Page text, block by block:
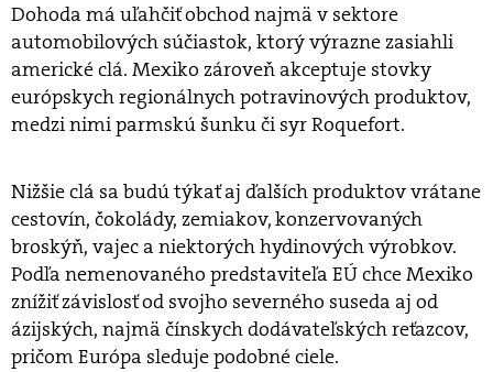
Dohoda má uľahčiť obchod najmä v sektore
automobilových súčiastok, ktorý výrazne zasiahli
americké clá. Mexiko zároveň akceptuje stovky
európskych regionálnych potravinových produktov,
medzi nimi parmskú šunku či syr Roquefort.
Nižšie clá sa budú týkať aj ďalších produktov vrátane
cestovín, čokolády, zemiakov, konzervovaných
broskýň, vajec a niektorých hydinových výrobkov.
Podľa nemenovaného predstaviteľa EÚ chce Mexiko
znížiť závislosť od svojho severného suseda aj od
ázijských, najmä čínskych dodávateľských reťazcov,
pričom Európa sleduje podobné ciele.